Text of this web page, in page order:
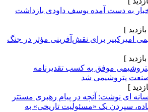
آمده یوسف داودی بازداشت
برای نقش‌آفرینی مؤثر در جنگ
به کسب تقدیرنامه
شد
آنچه در پیام رهبری مستتر
یک «مسئولیت تاریخی» به